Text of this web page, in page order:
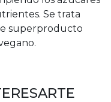
Se trata
superproducto